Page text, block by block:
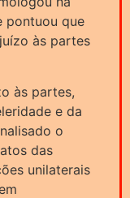
pontuou que
às partes
às partes,
e da
o
das
unilaterais